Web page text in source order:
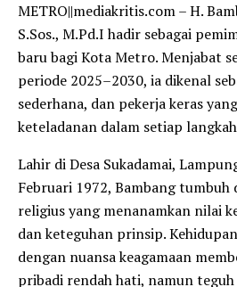
METRO||mediakritis.com – H.
S.Sos., M.Pd.I hadir sebagai
baru bagi Kota Metro. Menjabat
periode 2025–2030, ia dikenal
sederhana, dan pekerja keras
keteladanan dalam setiap
Lahir di Desa Sukadamai,
Februari 1972, Bambang tumbuh
religius yang menanamkan nilai
dan keteguhan prinsip.
dengan nuansa keagamaan
pribadi rendah hati, namun